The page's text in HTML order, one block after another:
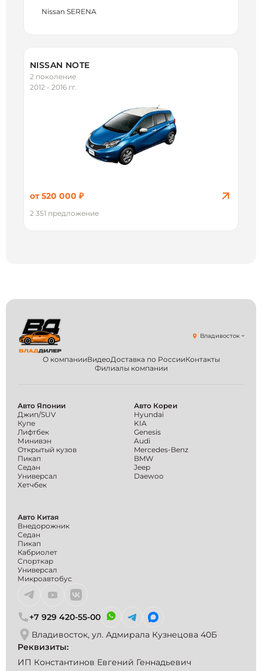
Nissan SERENA
NISSAN NOTE
2 поколение
2012 - 2016 гг.
от 520 000 ₽
2 351 предложение
О компанииВидеоДоставка по РоссииКонтакты
Филиалы компании
Владивосток
+7 929 420-55-00
Владивосток, ул. Адмирала Кузнецова 40Б
Реквизиты:
ИП Константинов Евгений Геннадьевич
Авто Японии
Джип/SUV
Купе
Лифтбек
Минивэн
Открытый кузов
Пикап
Седан
Универсал
Хетчбек
Авто Кореи
Hyundai
KIA
Genesis
Audi
Mercedes-Benz
BMW
Jeep
Daewoo
Авто Китая
Внедорожник
Седан
Пикап
Кабриолет
Спорткар
Универсал
Микроавтобус